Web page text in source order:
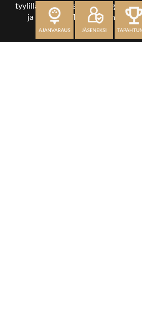
tyylilläsi ja tasollasi – ja bongaat
ja kuikankin. Tärkeintä on, että